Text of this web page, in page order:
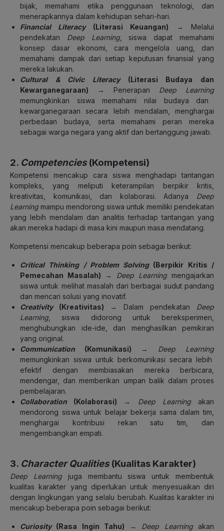
bijak, memahami etika penggunaan teknologi, dan
menerapkannya dalam kehidupan sehari-hari.
Financial Literacy(Literasi Keuangan) → Melalui
pendekatan Deep Learning, siswa dapat memahami
konsep dasar ekonomi, cara mengelola uang, dan
memahami dampak dari setiap keputusan finansial yang
mereka lakukan.
Cultural & Civic Literacy(Literasi Budaya dan
Kewarganegaraan) → Penerapan Deep Learning
memungkinkan siswa memahami nilai budaya dan
kewarganegaraan secara lebih mendalam, menghargai
perbedaan budaya, serta memahami peran mereka
sebagai warga negara yang aktif dan bertanggung jawab.
2. Competencies (Kompetensi)
Kompetensi mencakup cara siswa menghadapi tantangan
kompleks, yang meliputi keterampilan berpikir kritis,
kreativitas, komunikasi, dan kolaborasi. Adanya Deep
Learning mampu mendorong siswa untuk memiliki pendekatan
yang lebih mendalam dan analitis terhadap tantangan yang
akan mereka hadapi di masa kini maupun masa mendatang.
Kompetensi mencakup beberapa poin sebagai berikut:
Critical Thinking / Problem Solving(Berpikir Kritis /
Pemecahan Masalah) → Deep Learning mengajarkan
siswa untuk melihat masalah dari berbagai sudut pandang
dan mencari solusi yang inovatif.
Creativity(Kreativitas) → Dalam pendekatan Deep
Learning , siswa didorong untuk bereksperimen,
menghubungkan ide-ide, dan menghasilkan pemikiran
yang original.
Communication (Komunikasi) →
Deep Learning
memungkinkan siswa untuk berkomunikasi secara lebih
efektif dengan membiasakan mereka berbicara,
mendengar, dan memberikan umpan balik dalam proses
pembelajaran.
Collaboration (Kolaborasi) → Deep Learningakan
mendorong siswa untuk belajar bekerja sama dalam tim,
menghargai kontribusi rekan satu tim, dan
mengembangkan empati.
3. Character Qualities(Kualitas Karakter)
Deep Learningjuga membantu siswa untuk membentuk
kualitas karakter yang diperlukan untuk menyesuaikan diri
dengan lingkungan yang selalu berubah. Kualitas karakter ini
mencakup beberapa poin sebagai berikut:
Curiosity(Rasa Ingin Tahu) → Deep Learningakan